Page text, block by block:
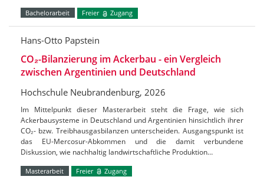
Bachelorarbeit Freier Zugang
Hans-Otto Papstein
CO₂-Bilanzierung im Ackerbau - ein Vergleich
zwischen Argentinien und Deutschland
Hochschule Neubrandenburg, 2026
Im Mittelpunkt dieser Masterarbeit steht die Frage, wie sich
Ackerbausysteme in Deutschland und Argentinien hinsichtlich ihrer
CO₂- bzw. Treibhausgasbilanzen unterscheiden. Ausgangspunkt ist
das EU-Mercosur-Abkommen und die damit verbundene
Diskussion, wie nachhaltig landwirtschaftliche Produktion…
Masterarbeit Freier Zugang